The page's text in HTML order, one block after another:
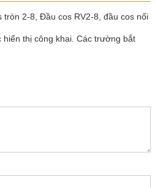
tròn 2-8, Đầu cos RV2-8, đầu cos nối
thị công khai. Các trường bắt